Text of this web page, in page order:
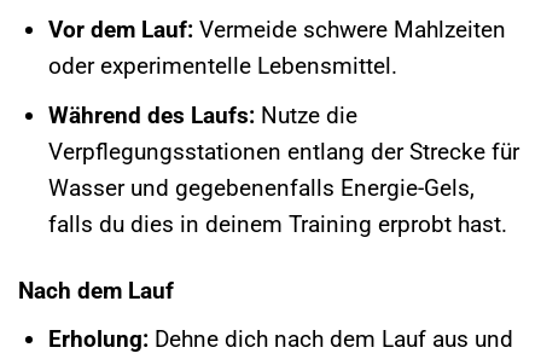
Vor dem Lauf:Vermeide schwere Mahlzeiten
oder experimentelle Lebensmittel.
Während des Laufs:Nutze die
Verpflegungsstationen entlang der Strecke für
Wasser und gegebenenfalls Energie-Gels,
falls du dies in deinem Training erprobt hast.
Nach dem Lauf
Erholung:Dehne dich nach dem Lauf aus und